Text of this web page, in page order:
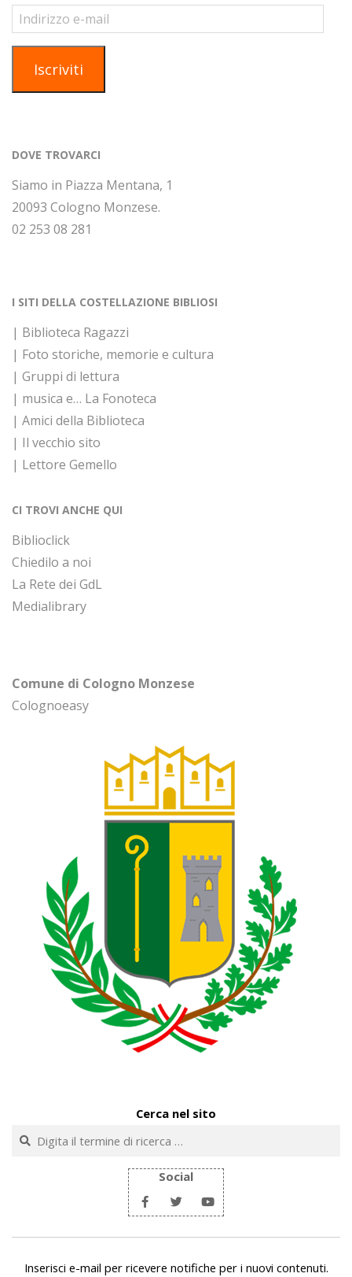
Indirizzo
e-
mail
Iscriviti
DOVE TROVARCI
Siamo in Piazza Mentana, 1
20093 Cologno Monzese.
02 253 08 281
I SITI DELLA COSTELLAZIONE BIBLIOSI
| Biblioteca Ragazzi
| Foto storiche, memorie e cultura
| Gruppi di lettura
| musica e… La Fonoteca
| Amici della Biblioteca
| Il vecchio sito
| Lettore Gemello
CI TROVI ANCHE QUI
Biblioclick
Chiedilo a noi
La Rete dei GdL
Medialibrary
Comune di Cologno Monzese
Colognoeasy
Cerca nel sito
Social
Inserisci e-mail per ricevere notifiche per i nuovi contenuti.